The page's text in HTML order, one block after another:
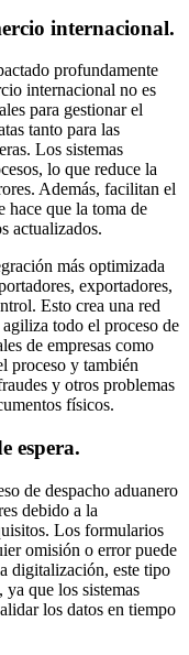
internacional.
profundamente
internacional no es
para gestionar el
tanto para las
Los sistemas
lo que reduce la
Además, facilitan el
hace que la toma de
actualizados.
más optimizada
exportadores,
Esto crea una red
todo el proceso de
de empresas como
proceso y también
y otros problemas
físicos.
espera.
de despacho aduanero
debido a la
Los formularios
omisión o error puede
digitalización, este tipo
que los sistemas
los datos en tiempo